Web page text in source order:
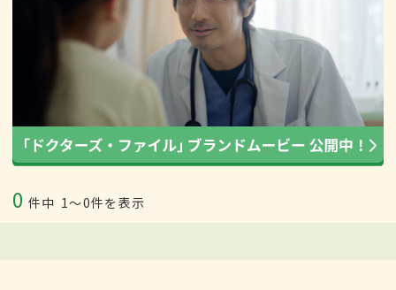
0 件中 1〜0件を表示